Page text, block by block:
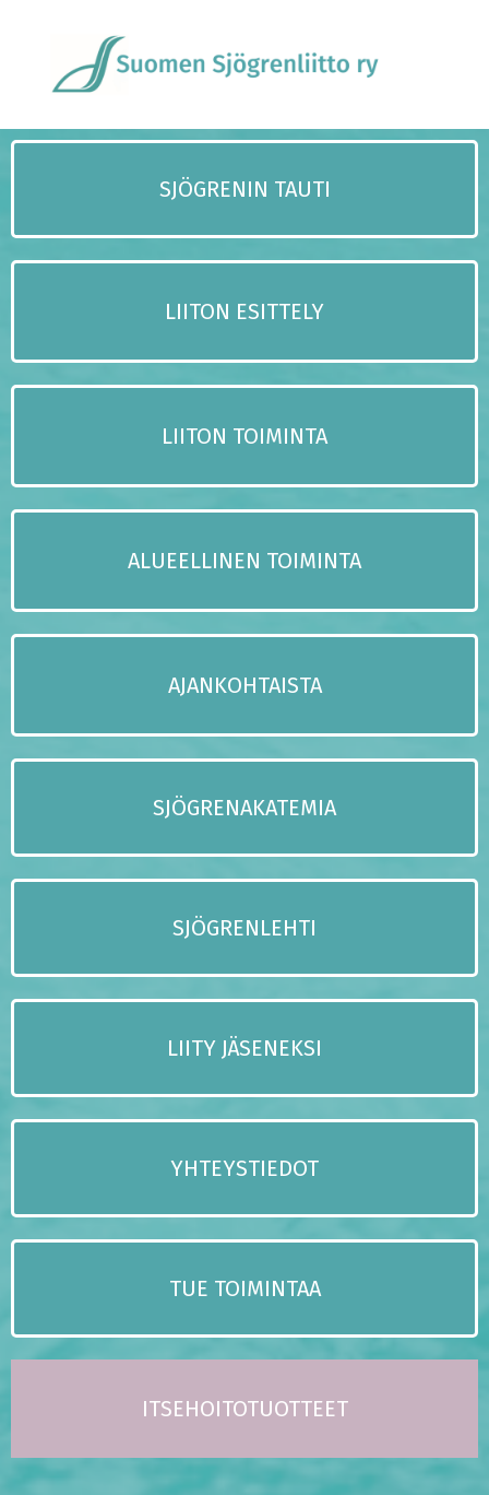
SJÖGRENIN TAUTI
LIITON ESITTELY
LIITON TOIMINTA
ALUEELLINEN TOIMINTA
AJANKOHTAISTA
SJÖGRENAKATEMIA
SJÖGRENLEHTI
LIITY JÄSENEKSI
YHTEYSTIEDOT
TUE TOIMINTAA
ITSEHOITOTUOTTEET